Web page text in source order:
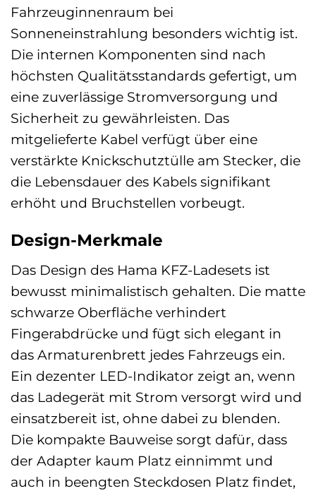
Fahrzeuginnenraum bei
Sonneneinstrahlung besonders wichtig ist.
Die internen Komponenten sind nach
höchsten Qualitätsstandards gefertigt, um
eine zuverlässige Stromversorgung und
Sicherheit zu gewährleisten. Das
mitgelieferte Kabel verfügt über eine
verstärkte Knickschutztülle am Stecker, die
die Lebensdauer des Kabels signifikant
erhöht und Bruchstellen vorbeugt.
Design-Merkmale
Das Design des Hama KFZ-Ladesets ist
bewusst minimalistisch gehalten. Die matte
schwarze Oberfläche verhindert
Fingerabdrücke und fügt sich elegant in
das Armaturenbrett jedes Fahrzeugs ein.
Ein dezenter LED-Indikator zeigt an, wenn
das Ladegerät mit Strom versorgt wird und
einsatzbereit ist, ohne dabei zu blenden.
Die kompakte Bauweise sorgt dafür, dass
der Adapter kaum Platz einnimmt und
auch in beengten Steckdosen Platz findet,